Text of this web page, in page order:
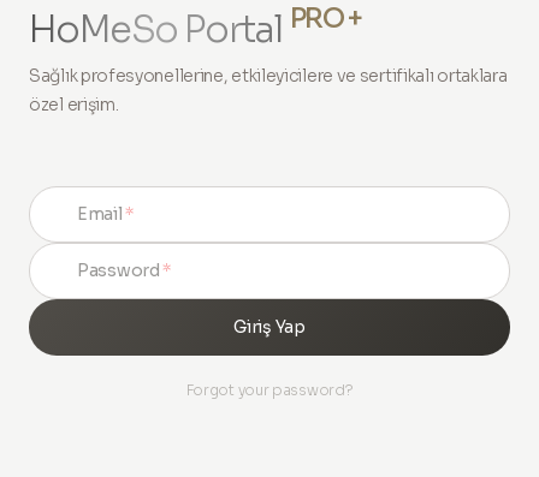
HoMeSo Portal PRO +
Sağlık profesyonellerine, etkileyicilere ve sertifikalı ortaklara
özel erişim.
Email*
Password*
Giriş Yap
Forgot your password?